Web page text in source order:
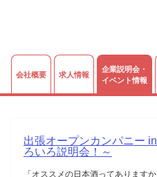
会社概要 求人情報
企業説明会・
イベント情報
出張オープンカンパニー
ろいろ説明会！～
「オススメの日本酒ってあります